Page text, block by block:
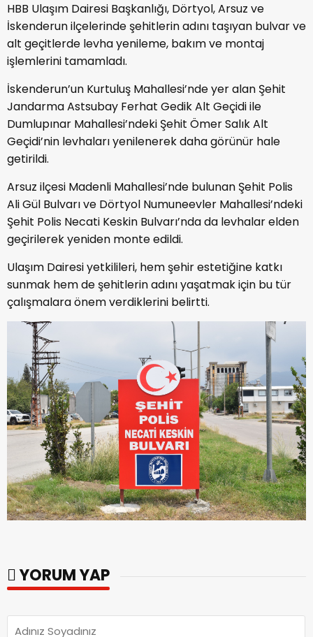
HBB Ulaşım Dairesi Başkanlığı, Dörtyol, Arsuz ve
İskenderun ilçelerinde şehitlerin adını taşıyan bulvar ve
alt geçitlerde levha yenileme, bakım ve montaj
işlemlerini tamamladı.
İskenderun’un Kurtuluş Mahallesi’nde yer alan Şehit
Jandarma Astsubay Ferhat Gedik Alt Geçidi ile
Dumlupınar Mahallesi’ndeki Şehit Ömer Salık Alt
Geçidi’nin levhaları yenilenerek daha görünür hale
getirildi.
Arsuz ilçesi Madenli Mahallesi’nde bulunan Şehit Polis
Ali Gül Bulvarı ve Dörtyol Numuneevler Mahallesi’ndeki
Şehit Polis Necati Keskin Bulvarı’nda da levhalar elden
geçirilerek yeniden monte edildi.
Ulaşım Dairesi yetkilileri, hem şehir estetiğine katkı
sunmak hem de şehitlerin adını yaşatmak için bu tür
çalışmalara önem verdiklerini belirtti.
YORUM YAP